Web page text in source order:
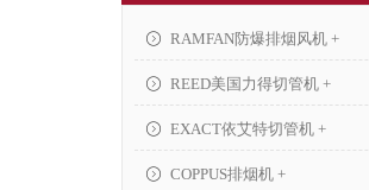
RAMFAN防爆排烟风机 +
REED美国力得切管机 +
EXACT依艾特切管机 +
COPPUS排烟机 +